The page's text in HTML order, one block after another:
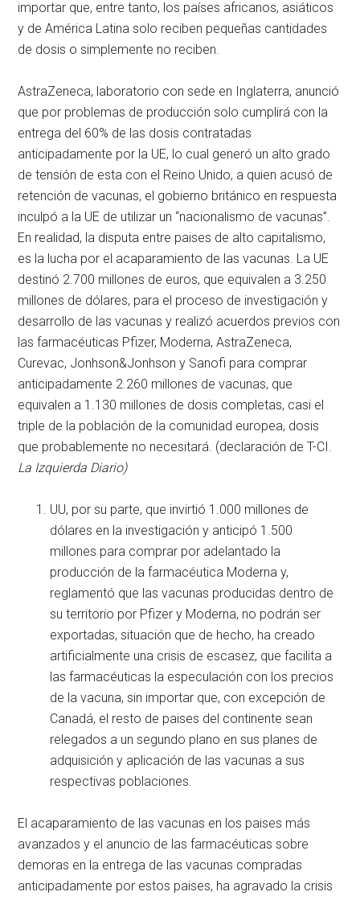
importar que, entre tanto, los países africanos, asiáticos
y de América Latina solo reciben pequeñas cantidades
de dosis o simplemente no reciben.
AstraZeneca, laboratorio con sede en Inglaterra, anunció
que por problemas de producción solo cumplirá con la
entrega del 60% de las dosis contratadas
anticipadamente por la UE, lo cual generó un alto grado
de tensión de esta con el Reino Unido, a quien acusó de
retención de vacunas, el gobierno británico en respuesta
inculpó a la UE de utilizar un “nacionalismo de vacunas”.
En realidad, la disputa entre paises de alto capitalismo,
es la lucha por el acaparamiento de las vacunas. La UE
destinó 2.700 millones de euros, que equivalen a 3.250
millones de dólares, para el proceso de investigación y
desarrollo de las vacunas y realizó acuerdos previos con
las farmacéuticas Pfizer, Moderna, AstraZeneca,
Curevac, Jonhson&Jonhson y Sanofi para comprar
anticipadamente 2.260 millones de vacunas, que
equivalen a 1.130 millones de dosis completas, casi el
triple de la población de la comunidad europea, dosis
que probablemente no necesitará. (declaración de T-CI.
La Izquierda Diario)
UU, por su parte, que invirtió 1.000 millones de
dólares en la investigación y anticipó 1.500
millones para comprar por adelantado la
producción de la farmacéutica Moderna y,
reglamentó que las vacunas producidas dentro de
su territorio por Pfizer y Moderna, no podrán ser
exportadas, situación que de hecho, ha creado
artificialmente una crisis de escasez, que facilita a
las farmacéuticas la especulación con los precios
de la vacuna, sin importar que, con excepción de
Canadá, el resto de paises del continente sean
relegados a un segundo plano en sus planes de
adquisición y aplicación de las vacunas a sus
respectivas poblaciones.
El acaparamiento de las vacunas en los paises más
avanzados y el anuncio de las farmacéuticas sobre
demoras en la entrega de las vacunas compradas
anticipadamente por estos paises, ha agravado la crisis